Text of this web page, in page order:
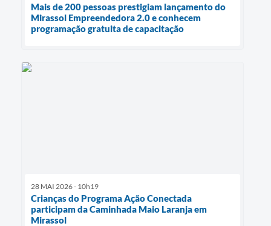
Mais de 200 pessoas prestigiam lançamento do
Mirassol Empreendedora 2.0 e conhecem
programação gratuita de capacitação
28 MAI 2026 - 10h19
Crianças do Programa Ação Conectada
participam da Caminhada Maio Laranja em
Mirassol